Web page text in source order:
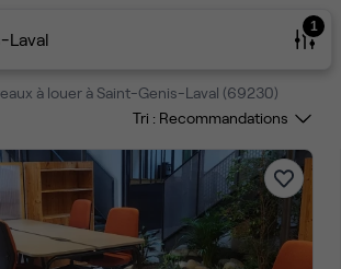
Laval
1
à louer à Saint-Genis-Laval (69230)
Tri :